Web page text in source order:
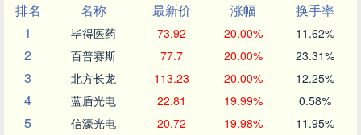
排名
名称 最新价 涨幅
换手率
1
毕得医药 73.92 20.00% 11.62%
2 百普赛斯 77.7 20.00% 23.31%
3 北方长龙 113.23 20.00% 12.25%
4 蓝盾光电 22.81 19.99% 0.58%
5 信濠光电 20.72 19.98% 11.95%